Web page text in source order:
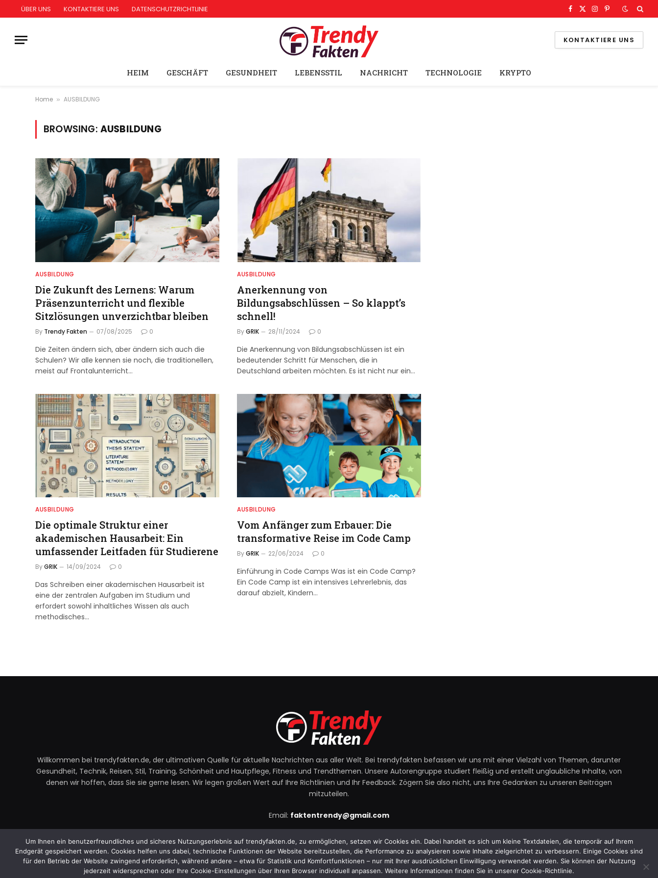
ÜBER UNS KONTAKTIERE UNS DATENSCHUTZRICHTLINIE Facebook
X
Instagram
Pinterest
KONTAKTIERE UNS
HEIM GESCHÄFT GESUNDHEIT LEBENSSTIL NACHRICHT TECHNOLOGIE KRYPTO
Home » AUSBILDUNG
BROWSING: AUSBILDUNG
AUSBILDUNG
Die Zukunft des Lernens: Warum
Präsenzunterricht und flexible
Sitzlösungen unverzichtbar bleiben
By Trendy Fakten 07/08/2025 0
Die Zeiten ändern sich, aber ändern sich auch die
Schulen? Wir alle kennen sie noch, die traditionellen,
meist auf Frontalunterricht…
AUSBILDUNG
Anerkennung von
Bildungsabschlüssen – So klappt’s
schnell!
ByGRIK 28/11/2024 0
Die Anerkennung von Bildungsabschlüssen ist ein
bedeutender Schritt für Menschen, die in
Deutschland arbeiten möchten. Es ist nicht nur ein…
AUSBILDUNG
Die optimale Struktur einer
akademischen Hausarbeit: Ein
umfassender Leitfaden für Studierene
ByGRIK 14/09/2024 0
Das Schreiben einer akademischen Hausarbeit ist
eine der zentralen Aufgaben im Studium und
erfordert sowohl inhaltliches Wissen als auch
methodisches…
AUSBILDUNG
Vom Anfänger zum Erbauer: Die
transformative Reise im Code Camp
ByGRIK 22/06/2024 0
Einführung in Code Camps Was ist ein Code Camp?
Ein Code Camp ist ein intensives Lehrerlebnis, das
darauf abzielt, Kindern…
Willkommen bei trendyfakten.de, der ultimativen Quelle für aktuelle Nachrichten aus aller Welt. Bei trendyfakten befassen wir uns mit einer Vielzahl von Themen, darunter
Gesundheit, Technik, Reisen, Stil, Training, Schönheit und Hautpflege, Fitness und Trendthemen. Unsere Autorengruppe studiert fleißig und erstellt unglaubliche Inhalte, von
denen wir hoffen, dass Sie sie gerne lesen. Wir legen großen Wert auf Ihre Richtlinien und Ihr Feedback. Zögern Sie also nicht, uns Ihre Gedanken zu unseren Beiträgen
mitzuteilen.
Email: faktentrendy@gmail.com
Facebook
X
(Twitter)
InstagramYouTube
Um Ihnen ein benutzerfreundliches und sicheres Nutzungserlebnis auf trendyfakten.de, zu ermöglichen, setzen wir Cookies ein. Dabei handelt es sich um kleine Textdateien, die temporär auf Ihrem
Endgerät gespeichert werden. Cookies helfen uns dabei, technische Funktionen der Website bereitzustellen, die Performance zu analysieren sowie Inhalte zielgerichtet zu verbessern. Einige Cookies sind
für den Betrieb der Website zwingend erforderlich, während andere – etwa für Statistik und Komfortfunktionen – nur mit Ihrer ausdrücklichen Einwilligung verwendet werden. Sie können der Nutzung
jederzeit widersprechen oder Ihre Cookie-Einstellungen über Ihren Browser individuell anpassen. Weitere Informationen finden Sie in unserer Cookie-Richtlinie.